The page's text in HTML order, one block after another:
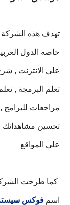
تهدف هذه الشركة
خاصه الدول
علي الانترنت , شرح
تعلم البرمجة ,
مراجعات
تحسين مشاهداتك ,
علي المواقع
اسم فوكس